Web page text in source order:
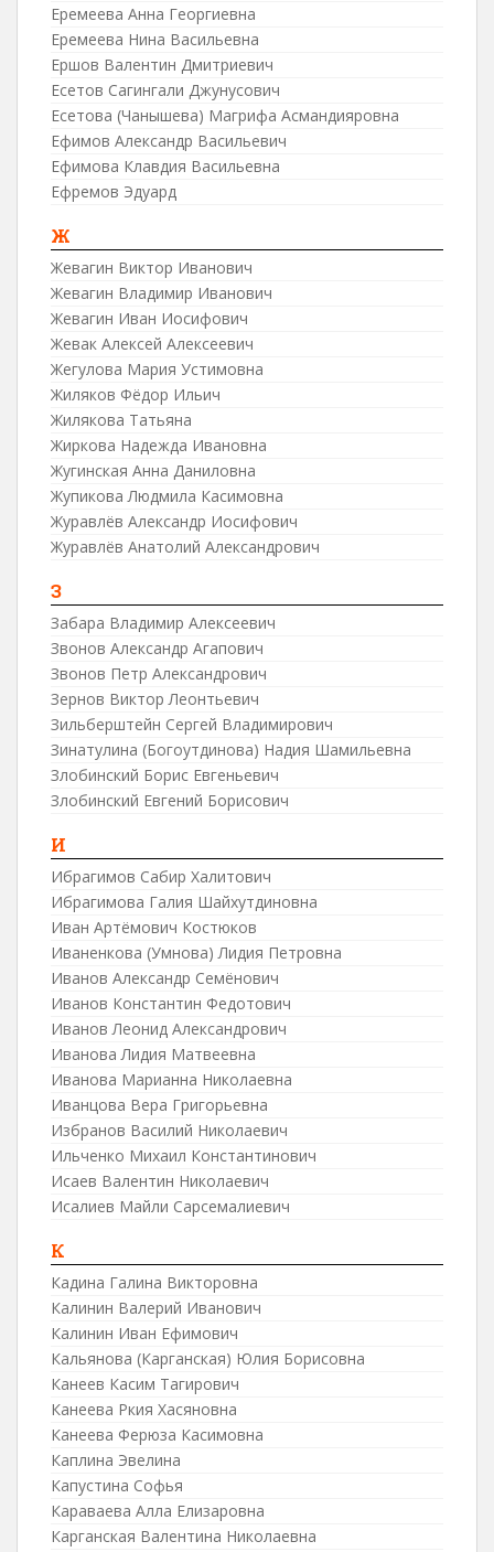
Еремеева Анна Георгиевна
Еремеева Нина Васильевна
Ершов Валентин Дмитриевич
Есетов Сагингали Джунусович
Есетова (Чанышева) Магрифа Асмандияровна
Ефимов Александр Васильевич
Ефимова Клавдия Васильевна
Ефремов Эдуард
Ж
Жевагин Виктор Иванович
Жевагин Владимир Иванович
Жевагин Иван Иосифович
Жевак Алексей Алексеевич
Жегулова Мария Устимовна
Жиляков Фёдор Ильич
Жилякова Татьяна
Жиркова Надежда Ивановна
Жугинская Анна Даниловна
Жупикова Людмила Касимовна
Журавлёв Александр Иосифович
Журавлёв Анатолий Александрович
З
Забара Владимир Алексеевич
Звонов Александр Агапович
Звонов Петр Александрович
Зернов Виктор Леонтьевич
Зильберштейн Сергей Владимирович
Зинатулина (Богоутдинова) Надия Шамильевна
Злобинский Борис Евгеньевич
Злобинский Евгений Борисович
И
Ибрагимов Сабир Халитович
Ибрагимова Галия Шайхутдиновна
Иван Артёмович Костюков
Иваненкова (Умнова) Лидия Петровна
Иванов Александр Семёнович
Иванов Константин Федотович
Иванов Леонид Александрович
Иванова Лидия Матвеевна
Иванова Марианна Николаевна
Иванцова Вера Григорьевна
Избранов Василий Николаевич
Ильченко Михаил Константинович
Исаев Валентин Николаевич
Исалиев Майли Сарсемалиевич
К
Кадина Галина Викторовна
Калинин Валерий Иванович
Калинин Иван Ефимович
Кальянова (Карганская) Юлия Борисовна
Канеев Касим Тагирович
Канеева Ркия Хасяновна
Канеева Ферюза Касимовна
Каплина Эвелина
Капустина Софья
Караваева Алла Елизаровна
Карганская Валентина Николаевна